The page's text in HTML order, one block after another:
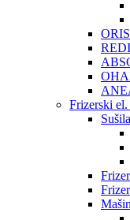
Frizerski el.